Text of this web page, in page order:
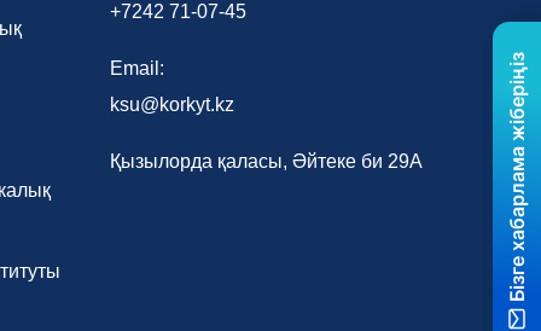
+7242 71-07-45
Email:
ksu@korkyt.kz
Қызылорда қаласы, Әйтеке би 29А Бізге хабарлама жіберіңіз